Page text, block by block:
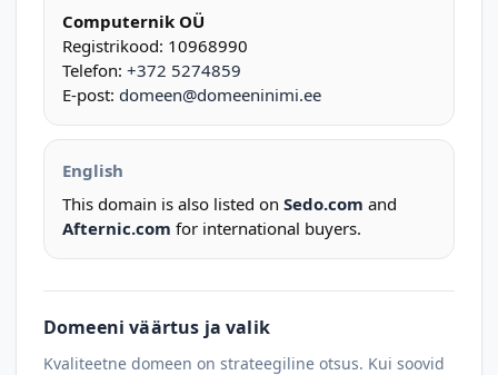
Computernik OÜ
Registrikood: 10968990
Telefon: +372 5274859
E-post: domeen@domeeninimi.ee
English
This domain is also listed on Sedo.com and
Afternic.com for international buyers.
Domeeni väärtus ja valik
Kvaliteetne domeen on strateegiline otsus. Kui soovid